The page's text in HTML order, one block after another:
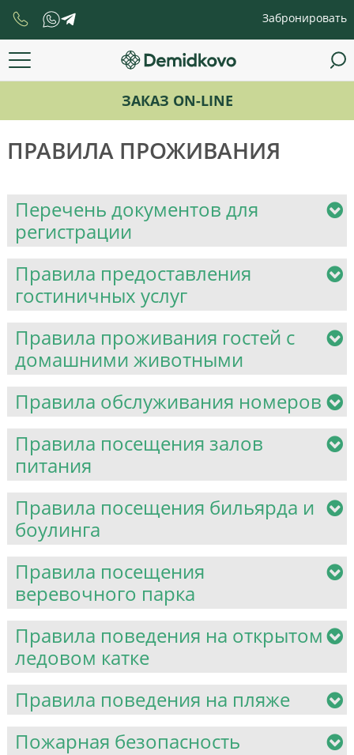
Забронировать
ЗАКАЗ ON-LINE
ПРАВИЛА ПРОЖИВАНИЯ
Перечень документов для
регистрации
Правила предоставления
гостиничных услуг
Правила проживания гостей с
домашними животными
Правила обслуживания номеров
Правила посещения залов
питания
Правила посещения бильярда и
боулинга
Правила посещения
веревочного парка
Правила поведения на открытом
ледовом катке
Правила поведения на пляже
Пожарная безопасность